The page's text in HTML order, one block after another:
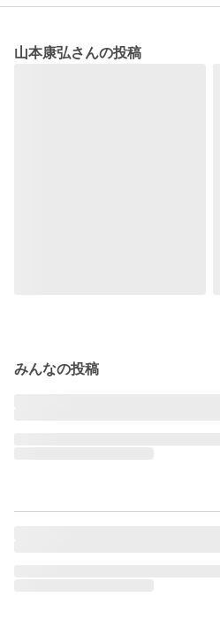
山本康弘さんの投稿
みんなの投稿